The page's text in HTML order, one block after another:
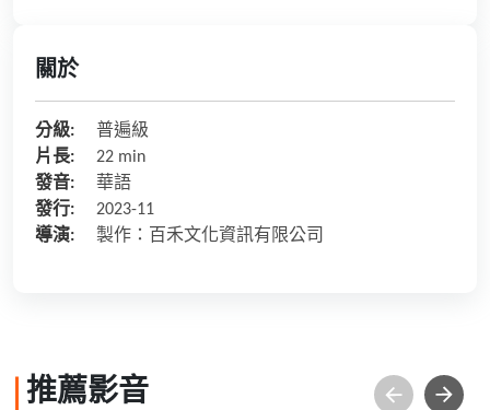
關於
分級:
普遍級
片長:
22 min
發音:
華語
發行:
2023-11
導演:
製作：百禾文化資訊有限公司
推薦影音